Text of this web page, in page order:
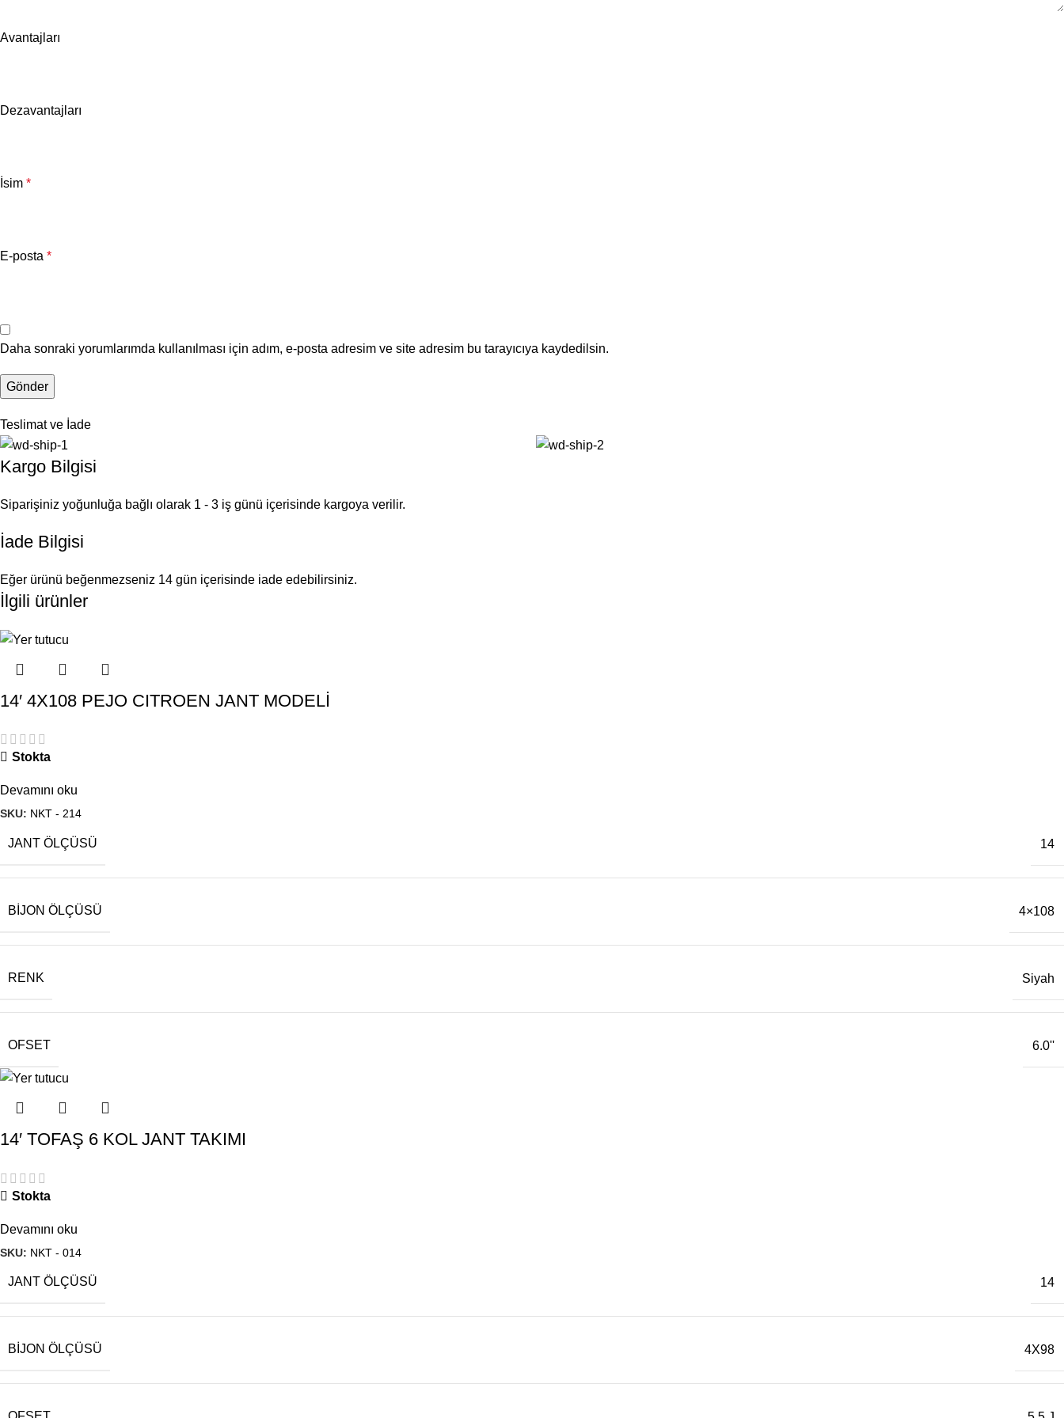
Avantajları
Dezavantajları
İsim *
E-posta *
Daha sonraki yorumlarımda kullanılması için adım, e-posta adresim ve site adresim bu tarayıcıya kaydedilsin.
Teslimat ve İade
Kargo Bilgisi
Siparişiniz yoğunluğa bağlı olarak 1 - 3 iş günü içerisinde kargoya verilir.
İade Bilgisi
Eğer ürünü beğenmezseniz 14 gün içerisinde iade edebilirsiniz.
İlgili ürünler
14′ 4X108 PEJO CITROEN JANT MODELİ
Stokta
Devamını oku
SKU: NKT - 214
JANT ÖLÇÜSÜ 14
BIJON ÖLÇÜSÜ 4×108
RENK Siyah
OFSET 6.0''
14′ TOFAŞ 6 KOL JANT TAKIMI
Stokta
Devamını oku
SKU: NKT - 014
JANT ÖLÇÜSÜ 14
BIJON ÖLÇÜSÜ 4X98